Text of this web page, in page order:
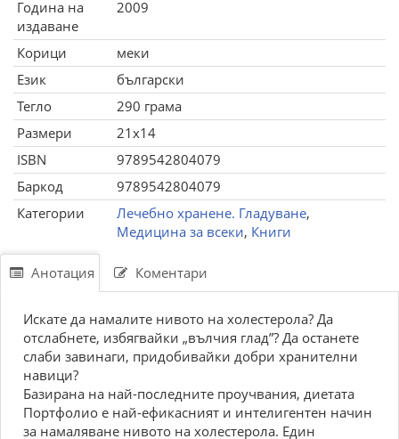
Година на
издаване
2009
Корици
меки
Език
български
Тегло
290 грама
Размери
21x14
ISBN
9789542804079
Баркод
9789542804079
Категории
Лечебно хранене. Гладуване,
Медицина за всеки, Книги
Анотация Коментари
Искате да намалите нивото на холестерола? Да
отслабнете, избягвайки „вълчия глад”? Да останете
слаби завинаги, придобивайки добри хранителни
навици?
Базирана на най-последните проучвания, диетата
Портфолио е най-ефикасният и интелигентен начин
за намаляване нивото на холестерола. Един